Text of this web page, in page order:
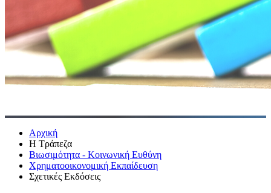
Αρχική
Η Τράπεζα
Βιωσιμότητα - Κοινωνική Ευθύνη
Χρηματοοικονομική Εκπαίδευση
Σχετικές Εκδόσεις